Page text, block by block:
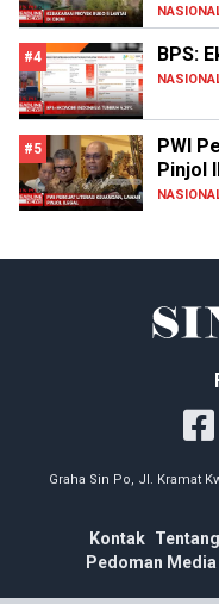
#4 BPS:
#5
PWI
Pinjol
Graha Sin Po, Jl. Kramat
Kontak
Pedoman